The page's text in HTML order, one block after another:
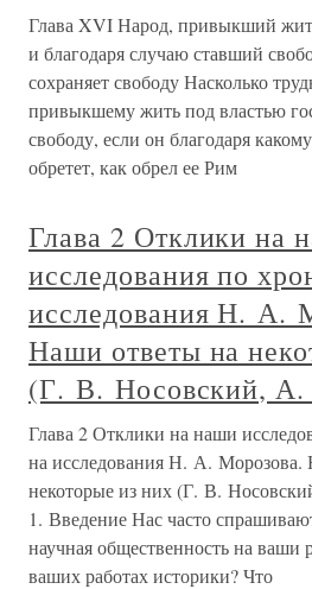
Глава XVI Народ, привыкший
и благодаря случаю ставший
сохраняет свободу Насколько
привыкшему жить под властью
свободу, если он благодаря
обретет, как обрел ее Рим
Глава 2 Отклики на
исследования по
исследования Н. А.
Наши ответы на
(Г. В. Носовский,
Глава 2 Отклики на наши
на исследования Н. А. Морозова.
некоторые из них (Г. В.
1. Введение Нас часто
научная общественность на ваши
ваших работах историки? Что